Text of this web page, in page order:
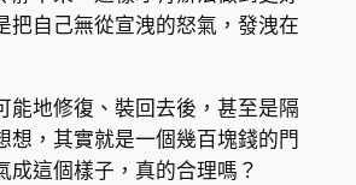
把自己無從宣洩的怒氣，發洩在
能地修復、裝回去後，甚至是隔
想，其實就是一個幾百塊錢的門
成這個樣子，真的合理嗎？